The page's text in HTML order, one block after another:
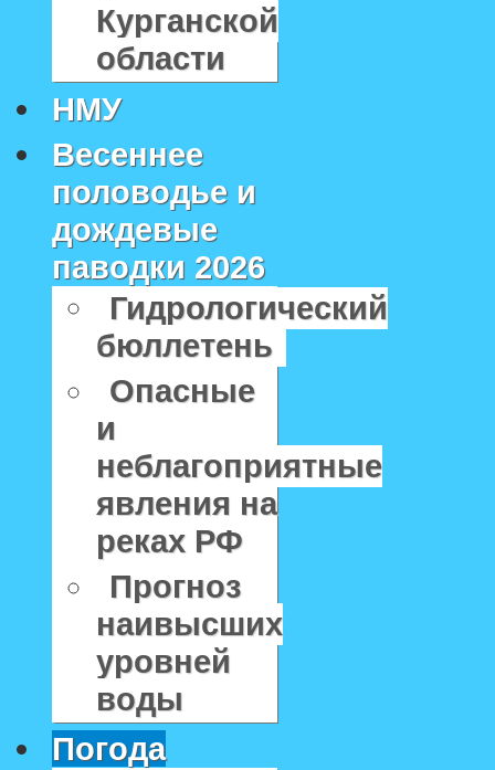
Курганской
области
НМУ
Весеннее
половодье и
дождевые
паводки 2026
Гидрологический
бюллетень
Опасные
и
неблагоприятные
явления на
реках РФ
Прогноз
наивысших
уровней
воды
Погода